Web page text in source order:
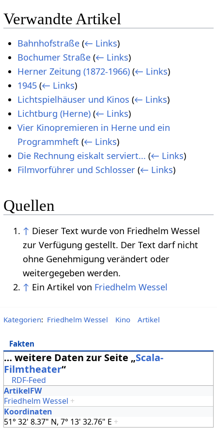
Verwandte Artikel
Bahnhofstraße (← Links)
Bochumer Straße (← Links)
Herner Zeitung (1872-1966) (← Links)
1945 (← Links)
Lichtspielhäuser und Kinos (← Links)
Lichtburg (Herne) (← Links)
Vier Kinopremieren in Herne und ein
Programmheft (← Links)
Die Rechnung eiskalt serviert... (← Links)
Filmvorführer und Schlosser (← Links)
Quellen
↑ Dieser Text wurde von Friedhelm Wessel
zur Verfügung gestellt. Der Text darf nicht
ohne Genehmigung verändert oder
weitergegeben werden.
↑ Ein Artikel von Friedhelm Wessel
Kategorien: Friedhelm Wessel Kino Artikel
Fakten
… weitere Daten zur Seite „Scala-
Filmtheater“
RDF-Feed
ArtikelFW
Friedhelm Wessel +
Koordinaten
51° 32' 8.37" N, 7° 13' 32.76" E +